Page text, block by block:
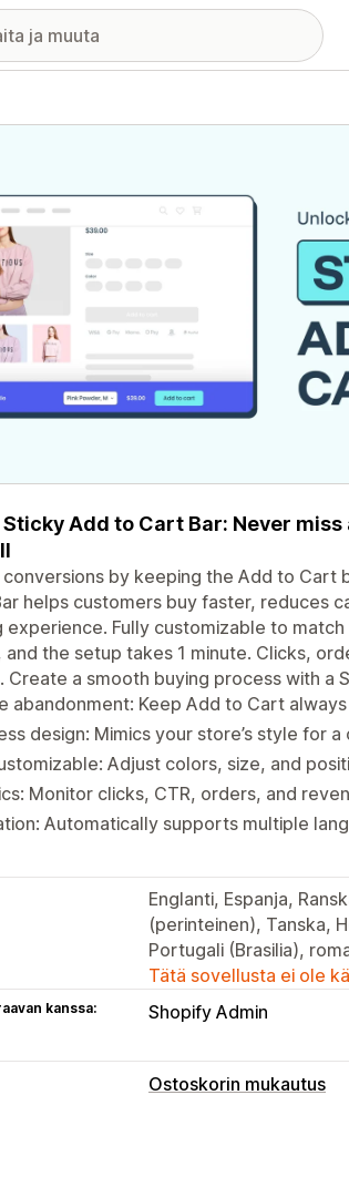
Add to Cart Bar: Never
conversions by keeping the Add to Cart
helps customers buy faster, reduces
experience. Fully customizable to
the setup takes 1 minute. Clicks,
Create a smooth buying process with
abandonment: Keep Add to Cart
design: Mimics your store’s style for
Adjust colors, size, and
Monitor clicks, CTR, orders, and
Automatically supports multiple
Englanti, Espanja,
(perinteinen), Tanska,
Portugali (Brasilia),
Tätä sovellusta ei ole
kanssa: Shopify Admin
Ostoskorin mukautus